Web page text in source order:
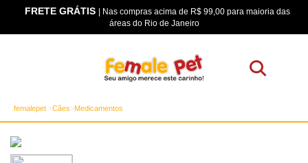
FRETE GRÁTIS | Nas compras acima de R$ 99,00 para maioria das
áreas do Rio de Janeiro
femalepet Cães Medicamentos